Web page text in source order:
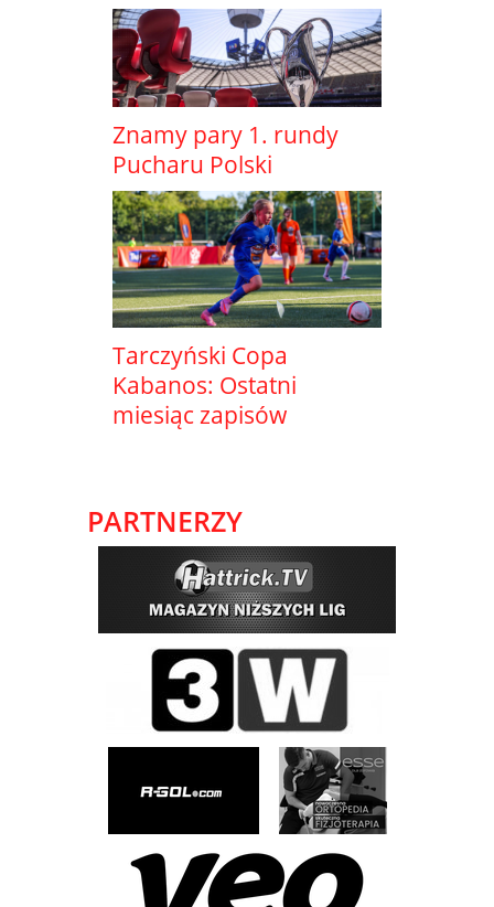
Znamy pary 1. rundy
Pucharu Polski
Tarczyński Copa
Kabanos: Ostatni
miesiąc zapisów
PARTNERZY